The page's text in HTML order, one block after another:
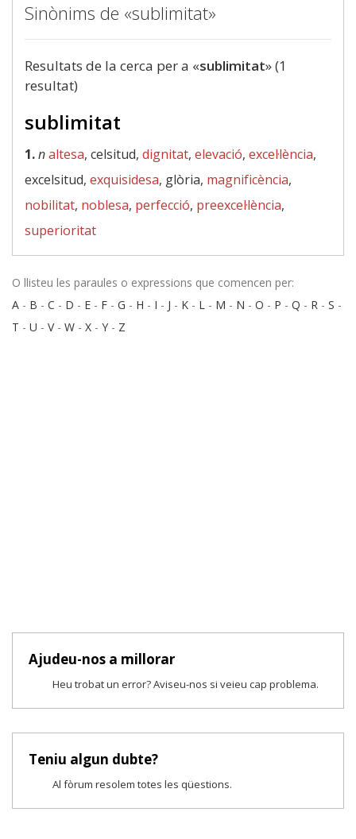
Sinònims de «sublimitat»
Resultats de la cerca per a «sublimitat» (1
resultat)
sublimitat
1.naltesa, celsitud, dignitat, elevació, excel·lència,
excelsitud, exquisidesa, glòria, magnificència,
nobilitat, noblesa, perfecció, preexcel·lència,
superioritat
O llisteu les paraules o expressions que comencen per:
A - B - C - D - E - F - G - H - I - J - K - L - M - N - O - P - Q - R - S -
T - U - V- W - X - Y - Z
Ajudeu-nos a millorar
Heu trobat un error? Aviseu-nos si veieu cap problema.
Teniu algun dubte?
Al fòrum resolem totes les qüestions.